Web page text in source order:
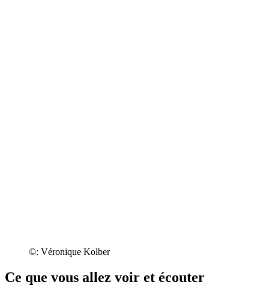
©: Véronique Kolber
Ce que vous allez voir et écouter